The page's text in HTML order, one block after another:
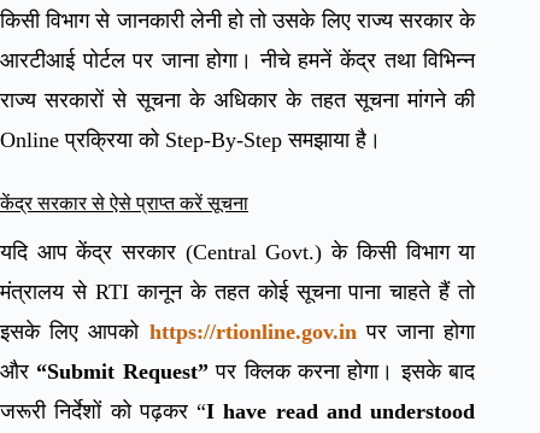
किसी विभाग से जानकारी लेनी हो तो उसके लिए राज्य सरकार के
आरटीआई पोर्टल पर जाना होगा। नीचे हमनें केंद्र तथा विभिन्न
राज्य सरकारों से सूचना के अधिकार के तहत सूचना मांगने की
Online प्रक्रिया को Step-By-Step समझाया है।
केंद्र सरकार से ऐसे प्राप्त करें सूचना
यदि आप केंद्र सरकार (Central Govt.) के किसी विभाग या
मंत्रालय से RTI कानून के तहत कोई सूचना पाना चाहते हैं तो
इसके लिए आपको https://rtionline.gov.in पर जाना होगा
और “Submit Request”पर क्लिक करना होगा। इसके बाद
जरूरी निर्देशों को पढ़कर “I have read and understood